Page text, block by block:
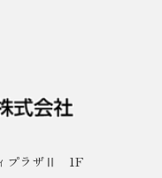
ィプラザⅡ 1F